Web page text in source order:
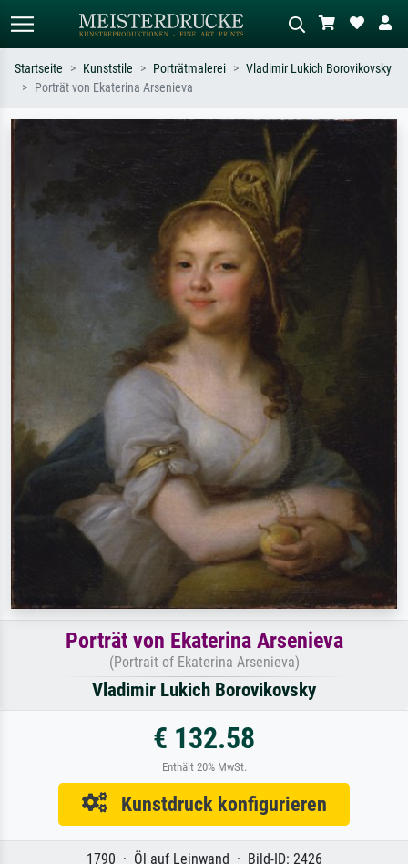
Sternennacht, Impressionismus, Welle
Beschreiben Sie die Szene – z.B. Grüne
Wiese, Abstrakt mit viel Rot, Dunkles
Ölgemälde, Stehender Akt neben einem
Baum.
Startseite Kunststile Porträtmalerei
Vladimir Lukich Borovikovsky
Porträt von Ekaterina Arsenieva
Porträt von Ekaterina Arsenieva
(Portrait of Ekaterina Arsenieva)
Vladimir Lukich Borovikovsky
€ 132.58
Enthält 20% MwSt.
Kunstdruck konfigurieren
1790 · Öl auf Leinwand · Bild-ID: 2426